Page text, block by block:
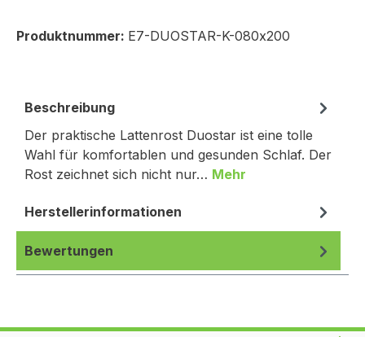
Produktnummer: E7-DUOSTAR-K-080x200
Beschreibung
Der praktische Lattenrost Duostar ist eine tolle
Wahl für komfortablen und gesunden Schlaf. Der
Rost zeichnet sich nicht nur… Mehr
Herstellerinformationen
Bewertungen